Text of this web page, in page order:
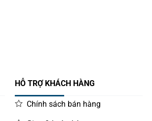
HỖ TRỢ KHÁCH HÀNG
Chính sách bán hàng